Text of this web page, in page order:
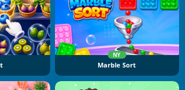
NY
Marble Sort